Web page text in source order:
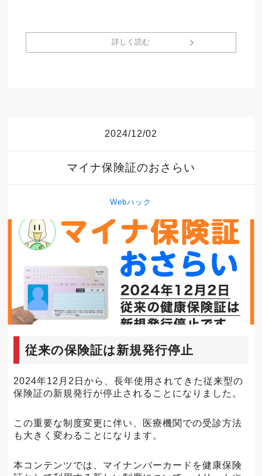
詳しく読む
2024/12/02
マイナ保険証のおさらい
Webハック
従来の保険証は新規発行停止
2024年12月2日から、長年使用されてきた従来型の
保険証の新規発行が停止されることになりました。
この重要な制度変更に伴い、医療機関での受診方法
も大きく変わることになります。
本コンテンツでは、マイナンバーカードを健康保険